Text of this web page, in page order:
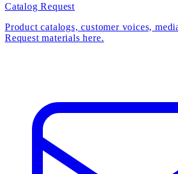
Catalog Request
Product catalogs, customer voices,
Request materials here.